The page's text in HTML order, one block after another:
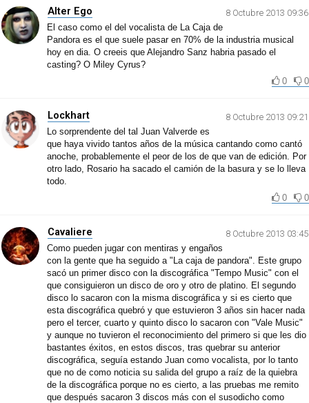
Alter Ego
8 Octubre 2013 09:36
El caso como el del vocalista de La Caja de
Pandora es el que suele pasar en 70% de la industria musical
hoy en dia. O creeis que Alejandro Sanz habria pasado el
casting? O Miley Cyrus?
0
0
Lockhart
8 Octubre 2013 09:21
Lo sorprendente del tal Juan Valverde es
que haya vivido tantos años de la música cantando como cantó
anoche, probablemente el peor de los de que van de edición. Por
otro lado, Rosario ha sacado el camión de la basura y se lo lleva
todo.
0
0
Cavaliere
8 Octubre 2013 03:45
Como pueden jugar con mentiras y engaños
con la gente que ha seguido a "La caja de pandora". Este grupo
sacó un primer disco con la discográfica "Tempo Music" con el
que consiguieron un disco de oro y otro de platino. El segundo
disco lo sacaron con la misma discográfica y si es cierto que
esta discográfica quebró y que estuvieron 3 años sin hacer nada
pero el tercer, cuarto y quinto disco lo sacaron con "Vale Music"
y aunque no tuvieron el reconocimiento del primero si que les dio
bastantes éxitos, en estos discos, tras quebrar su anterior
discográfica, seguía estando Juan como vocalista, por lo tanto
que no de como noticia su salida del grupo a raíz de la quiebra
de la discográfica porque no es cierto, a las pruebas me remito
que después sacaron 3 discos más con el susodicho como